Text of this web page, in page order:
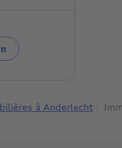
à Anderlecht